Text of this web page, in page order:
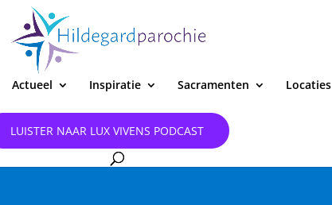
Actueel Inspiratie Sacramenten Locaties
LUISTER NAAR LUX VIVENS PODCAST